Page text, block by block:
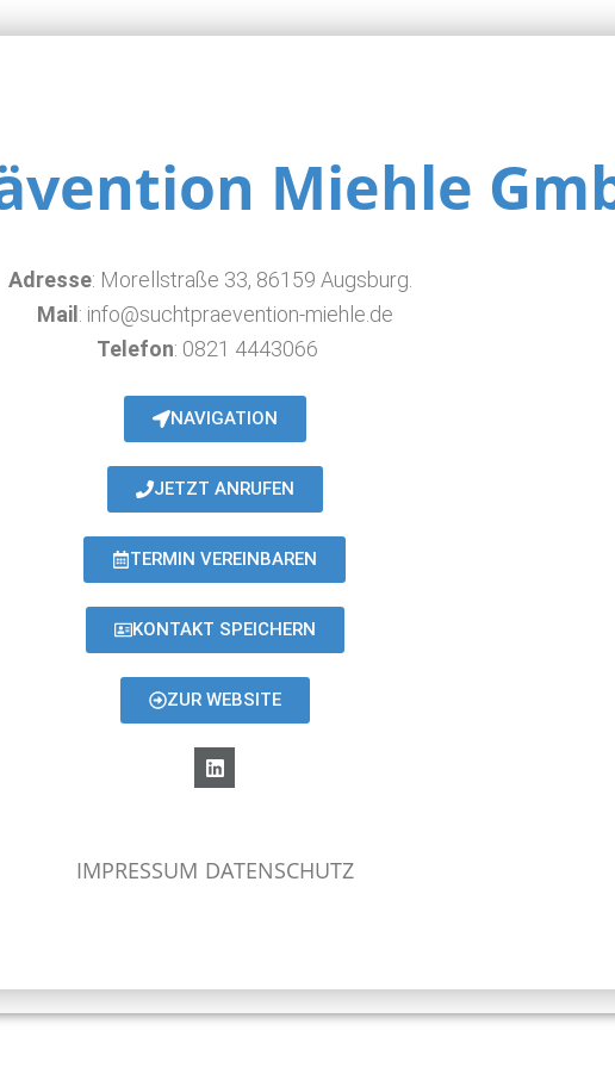
Miehle
Adresse: Morellstraße 33, 86159 Augsburg.
Mail : info@suchtpraevention-miehle.de
Telefon: 0821 4443066
NAVIGATION
JETZT ANRUFEN
TERMIN VEREINBAREN
KONTAKT SPEICHERN
ZUR WEBSITE
IMPRESSUM DATENSCHUTZ